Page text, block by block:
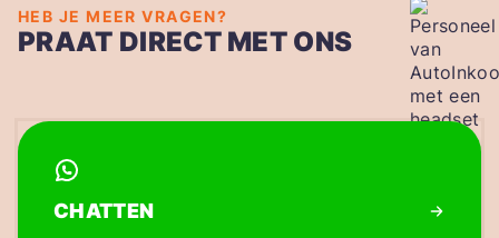
HEB JE MEER VRAGEN?
PRAAT DIRECT MET ONS
CHATTEN